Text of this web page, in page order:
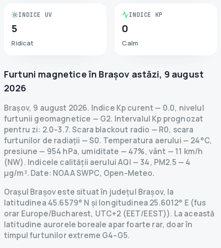
INDICE UV
5
Ridicat
INDICE KP
0
Calm
Furtuni magnetice în Brașov astăzi, 9 august
2026
Brașov, 9 august 2026. Indice Kp curent — 0.0, nivelul
furtunii geomagnetice — G2. Intervalul Kp prognozat
pentru zi: 2.0–3.7. Scara blackout radio — R0, scara
furtunilor de radiații — S0. Temperatura aerului — 24°C,
presiune — 954 hPa, umiditate — 47%, vânt — 11 km/h
(NW). Indicele calității aerului AQI — 34, PM2.5 — 4
µg/m³. Date: NOAA SWPC, Open-Meteo.
Orașul Brașov este situat în județul Brașov, la
latitudinea 45.6579° N și longitudinea 25.6012° E (fus
orar Europe/Bucharest, UTC+2 (EET/EEST)). La această
latitudine aurorele boreale apar foarte rar, doar în
timpul furtunilor extreme G4–G5.